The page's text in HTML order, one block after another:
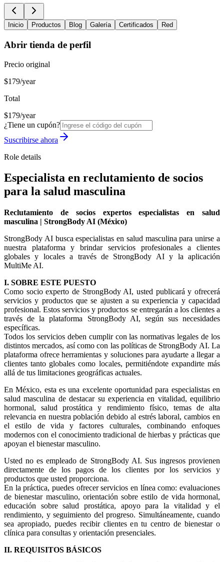
Inicio Productos Blog Galería Certificados Red
Abrir tienda de perfil
Precio original
$179/year
Total
$179/year
¿Tiene un cupón?
Suscribirse ahora
Role details
Especialista en reclutamiento de socios
para la salud masculina
Reclutamiento de socios expertos especialistas en salud
masculina | StrongBody AI (México)
StrongBody AI busca especialistas en salud masculina para unirse a
nuestra plataforma y brindar servicios profesionales a clientes
globales y locales a través de StrongBody AI y la aplicación
MultiMe AI.
I. SOBRE ESTE PUESTO
Como socio experto de StrongBody AI, usted publicará y ofrecerá
servicios y productos que se ajusten a su experiencia y capacidad
profesional. Estos servicios y productos se entregarán a los clientes a
través de la plataforma StrongBody AI, según sus necesidades
específicas.
Todos los servicios deben cumplir con las normativas legales de los
distintos mercados, así como con las políticas de StrongBody AI. La
plataforma ofrece herramientas y soluciones para ayudarte a llegar a
clientes tanto globales como locales, permitiéndote expandirte más
allá de tus limitaciones geográficas actuales.
En México, esta es una excelente oportunidad para especialistas en
salud masculina de destacar su experiencia en vitalidad, equilibrio
hormonal, salud prostática y rendimiento físico, temas de alta
relevancia en nuestra población debido al estrés laboral, cambios en
el estilo de vida y factores culturales, combinando enfoques
modernos con el conocimiento tradicional de hierbas y prácticas que
apoyan el bienestar masculino.
Usted no es empleado de StrongBody AI. Sus ingresos provienen
directamente de los pagos de los clientes por los servicios y
productos que usted proporciona.
En la práctica, puedes ofrecer servicios en línea como: evaluaciones
de bienestar masculino, orientación sobre estilo de vida hormonal,
educación sobre salud prostática, apoyo para la vitalidad y el
rendimiento, y seguimiento del progreso. Simultáneamente, cuando
sea apropiado, puedes recibir clientes en tu centro de bienestar o
clínica para consultas y orientación presenciales.
II. REQUISITOS BÁSICOS